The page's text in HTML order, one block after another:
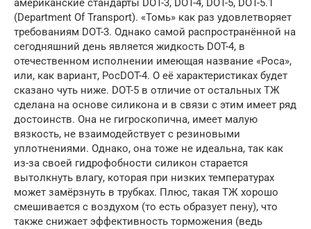
американские стандарты DOT-3, DOT-4, DOT-5, DOT-5.1
(Department Of Transport). «Томь» как раз удовлетворяет
требованиям DOT-3. Однако самой распространённой на
сегодняшний день является жидкость DOT-4, в
отечественном исполнении имеющая название «Роса»,
или, как вариант, РосDOT-4. О её характеристиках будет
сказано чуть ниже. DOT-5 в отличие от остальных ТЖ
сделана на основе силикона и в связи с этим имеет ряд
достоинств. Она не гигроскопична, имеет малую
вязкость, не взаимодействует с резиновыми
уплотнениями. Однако, она тоже не идеальна, так как
из-за своей гидрофобности силикон старается
вытолкнуть влагу, которая при низких температурах
может замёрзнуть в трубках. Плюс, такая ТЖ хорошо
смешивается с воздухом (то есть образует пену), что
также снижает эффективность торможения (ведь